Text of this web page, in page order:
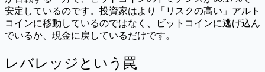
安定しているのです。投資家はより「リスクの高い」アルト
コインに移動しているのではなく、ビットコインに逃げ込ん
でいるか、現金に戻しているだけです。
レバレッジという罠